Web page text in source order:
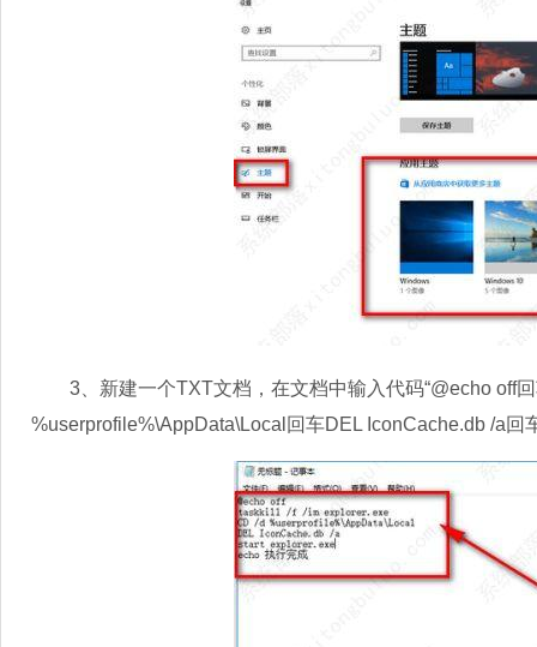
3、新建一个TXT文档，在文档中输入代码“@echo off回
%userprofile%\AppData\Local回车DEL IconCache.db /a回